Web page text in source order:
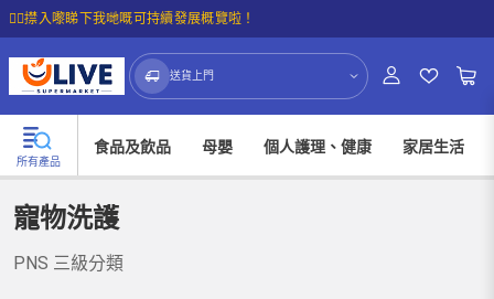
☝🏼㩒入嚟睇下我哋嘅可持續發展概覽啦！
送貨上門
所有產品
食品及飲品 母嬰 個人護理、健康 家居生活
寵物洗護
PNS 三級分類